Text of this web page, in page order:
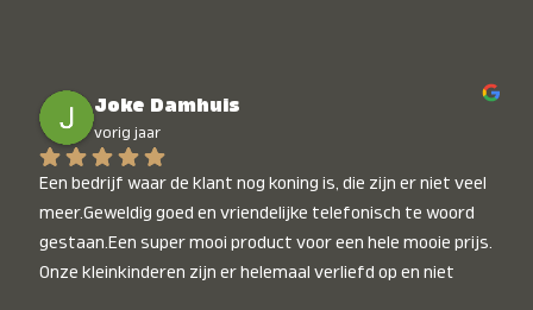
Joke Damhuis
vorig jaar
Een bedrijf waar de klant nog koning is, die zijn er niet veel
meer.Geweldig goed en vriendelijke telefonisch te woord
gestaan.Een super mooi product voor een hele mooie prijs.
Onze kleinkinderen zijn er helemaal verliefd op en niet